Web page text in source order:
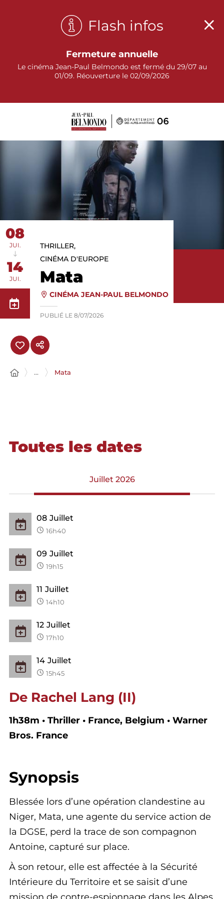
Flash infos
Fermeture annuelle
Le cinéma Jean-Paul Belmondo est fermé du 29/07 au
01/09. Réouverture le 02/09/2026
THRILLER,
CINÉMA D'EUROPE
Mata
CINÉMA JEAN-PAUL BELMONDO
PUBLIÉ LE 8/07/2026
08
JUI.
14
JUI.
... Mata
Toutes les dates
Juillet 2026
08 Juillet
16h40
09 Juillet
19h15
11 Juillet
14h10
12 Juillet
17h10
14 Juillet
15h45
De Rachel Lang (II)
1h38m • Thriller • France, Belgium • Warner
Bros. France
Synopsis
Blessée lors d’une opération clandestine au
Niger, Mata, une agente du service action de
la DGSE, perd la trace de son compagnon
Antoine, capturé sur place.
À son retour, elle est affectée à la Sécurité
Intérieure du Territoire et se saisit d’une